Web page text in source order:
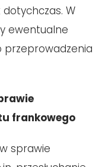
W
ewentualne
przeprowadzenia
frankowego
sprawie